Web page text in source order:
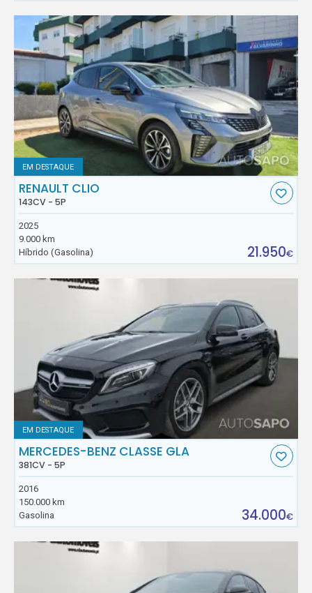
EM DESTAQUE
RENAULT CLIO
143CV - 5P
2025
9.000 km
Híbrido (Gasolina)
21.950€
EM DESTAQUE
MERCEDES-BENZ CLASSE GLA
381CV - 5P
2016
150.000 km
Gasolina
34.000€